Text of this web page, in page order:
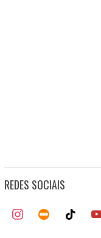
REDES SOCIAIS